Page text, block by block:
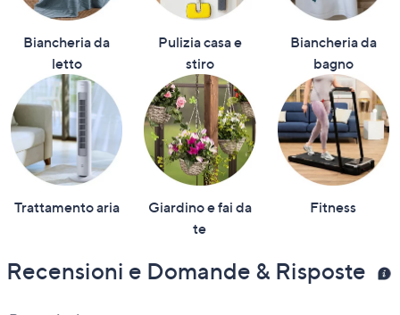
Biancheria da
letto
Pulizia casa e
stiro
Biancheria da
bagno
Trattamento aria
Giardino e fai da
te
Fitness
Recensioni e Domande & Risposte